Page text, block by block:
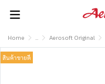
Home ... Aerosoft Original
สินค้าขายดี